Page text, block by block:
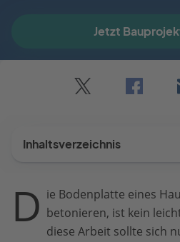
Jetzt
Inhaltsverzeichnis
D ie Bodenplatte eines
betonieren, ist kein
diese Arbeit sollte sich